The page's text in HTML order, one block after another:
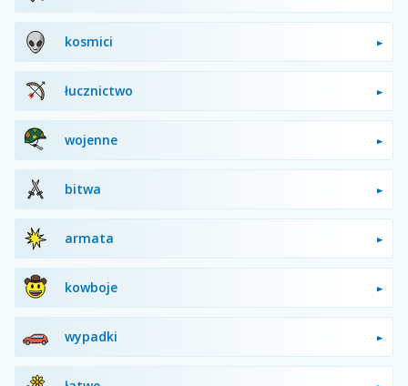
kosmici
łucznictwo
wojenne
bitwa
armata
kowboje
wypadki